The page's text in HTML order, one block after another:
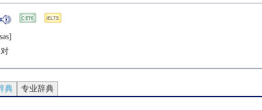
典 专业辞典